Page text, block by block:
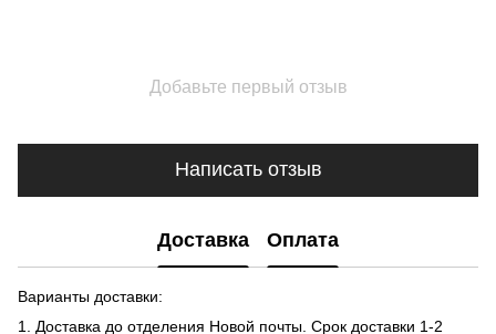
Добавьте первый отзыв
Написать отзыв
Доставка Оплата
Варианты доставки:
1. Доставка до отделения Новой почты. Срок доставки 1-2